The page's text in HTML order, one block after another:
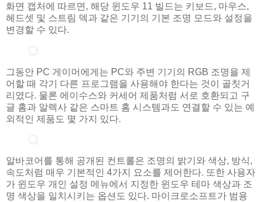
화면 캡처에 따르면, 해당 윈도우 11 빌드는 키보드, 마우스,
헤드셋 및 스트림 덱과 같은 기기의 기본 조명 모드와 설정을
변경할 수 있다.
그동안 PC 게이머에게는 PC와 주변 기기의 RGB 조명을 제
어할 때 각기 다른 프로그램을 사용해야 한다는 것이 골칫거
리였다. 물론 에이수스와 커세어 제품처럼 서로 호환되고 구
글 홈과 알렉사 같은 스마트 홈 시스템과도 연결할 수 있는 예
외적인 제품도 몇 가지 있다.
알바코어를 통해 공개된 컨트롤은 조명의 밝기와 색상, 방식,
속도처럼 매우 기본적인 4가지 요소를 제어한다. 또한 사용자
가 윈도우 개인 설정 메뉴에서 지정한 윈도우 테마 색상과 조
명 색상을 일치시키는 옵션도 있다. 마이크로소프트가 범용